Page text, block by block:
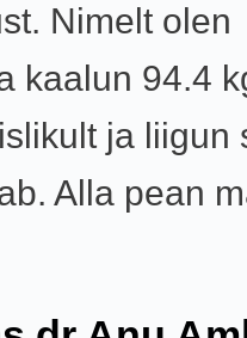
Nimelt olen
kaalun 94.4
ja liigun
Alla pean